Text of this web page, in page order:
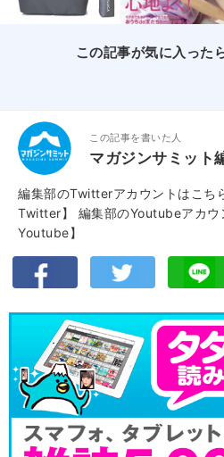
この記事が気に入った
この記事を書いた人
マガジンサミット
編集部のTwitterアカウントはこち
Twitter】
編集部のYoutubeアカウ
Youtube】